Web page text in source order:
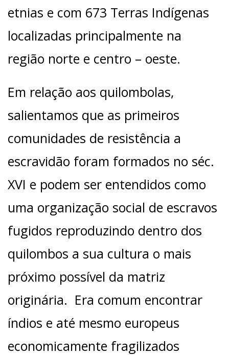
etnias e com 673 Terras Indígenas
localizadas principalmente na
região norte e centro – oeste.
Em relação aos quilombolas,
salientamos que as primeiros
comunidades de resistência a
escravidão foram formados no séc.
XVI e podem ser entendidos como
uma organização social de escravos
fugidos reproduzindo dentro dos
quilombos a sua cultura o mais
próximo possível da matriz
originária. Era comum encontrar
índios e até mesmo europeus
economicamente fragilizados